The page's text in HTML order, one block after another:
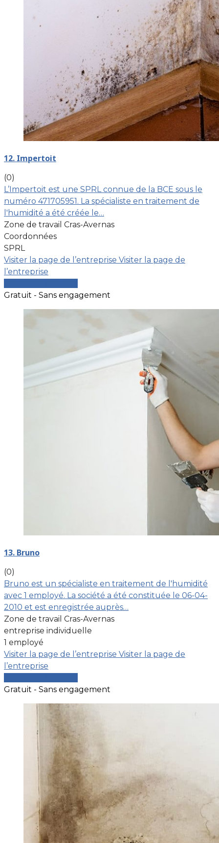
12. Impertoit
(0)
L’Impertoit est une SPRL connue de la BCE sous le
numéro 471705951. La spécialiste en traitement de
l'humidité a été créée le…
Zone de travail Cras-Avernas
Coordonnées
SPRL
Visiter la page de l’entreprise Visiter la page de
l’entreprise
Gratuit - Sans engagement
13. Bruno
(0)
Bruno est un spécialiste en traitement de l'humidité
avec 1 employé. La société a été constituée le 06-04-
2010 et est enregistrée auprès…
Zone de travail Cras-Avernas
entreprise individuelle
1 employé
Visiter la page de l’entreprise Visiter la page de
l’entreprise
Gratuit - Sans engagement